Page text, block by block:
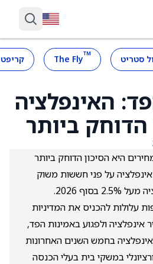
סטריט ™
The Fly
האינפלציה
הדוחק ביותר
היא הסיכון הדוחק ביותר
על פני חששות משוק
2026.
עלולות להכניס את המדיניות
אינפלציה ולפגוע באמינות הפד,
עלייה של כ-20% באינפלציה בחמש השנים האחרונות
במשקי בית בעלי הכנסה